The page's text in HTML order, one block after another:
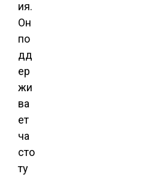
ия.
Он
по
дд
ер
жи
ва
ет
ча
сто
ту